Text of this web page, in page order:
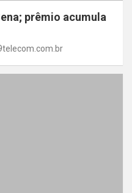
prêmio acumula